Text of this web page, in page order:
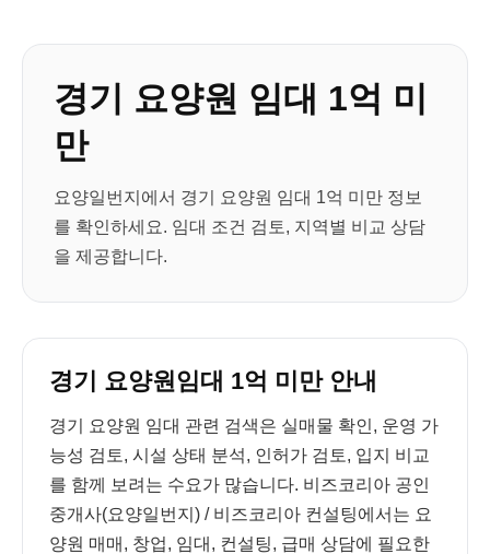
경기 요양원 임대 1억 미
만
요양일번지에서 경기 요양원 임대 1억 미만 정보
를 확인하세요. 임대 조건 검토, 지역별 비교 상담
을 제공합니다.
경기 요양원임대 1억 미만 안내
경기 요양원 임대 관련 검색은 실매물 확인, 운영 가
능성 검토, 시설 상태 분석, 인허가 검토, 입지 비교
를 함께 보려는 수요가 많습니다. 비즈코리아 공인
중개사(요양일번지) / 비즈코리아 컨설팅에서는 요
양원 매매, 창업, 임대, 컨설팅, 급매 상담에 필요한